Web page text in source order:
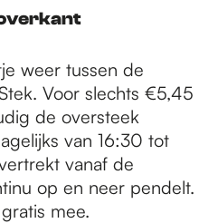
weer tussen de
Voor slechts €5,45
de oversteek
van 16:30 tot
vanaf de
op en neer pendelt.
mee.